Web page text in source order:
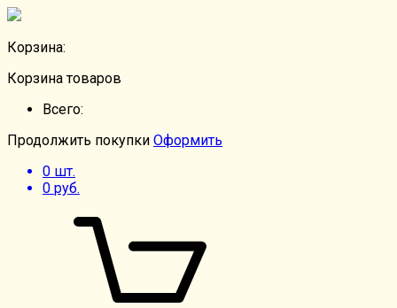
Корзина:
Корзина товаров
Всего:
Продолжить покупки Оформить
0 шт.
0 руб.